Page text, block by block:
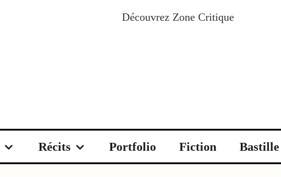
Découvrez Zone Critique
Récits Portfolio Fiction Bastille